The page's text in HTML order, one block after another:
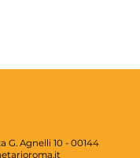
G. Agnelli 10 - 00144